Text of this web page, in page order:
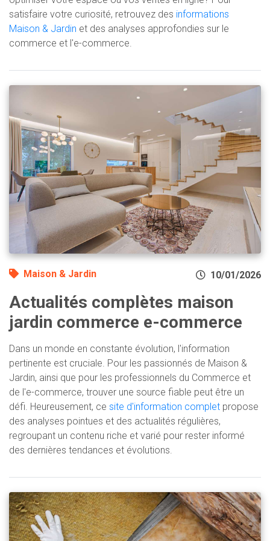
satisfaire votre curiosité, retrouvez des informations
Maison & Jardin et des analyses approfondies sur le
commerce et l'e-commerce.
Maison & Jardin 10/01/2026
Actualités complètes maison
jardin commerce e-commerce
Dans un monde en constante évolution, l'information
pertinente est cruciale. Pour les passionnés de Maison &
Jardin, ainsi que pour les professionnels du Commerce et
de l'e-commerce, trouver une source fiable peut être un
défi. Heureusement, ce site d'information complet propose
des analyses pointues et des actualités régulières,
regroupant un contenu riche et varié pour rester informé
des dernières tendances et évolutions.